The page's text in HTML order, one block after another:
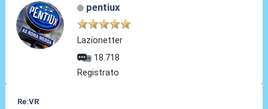
pentiux
Lazionetter
18.718
Registrato
Re:VR